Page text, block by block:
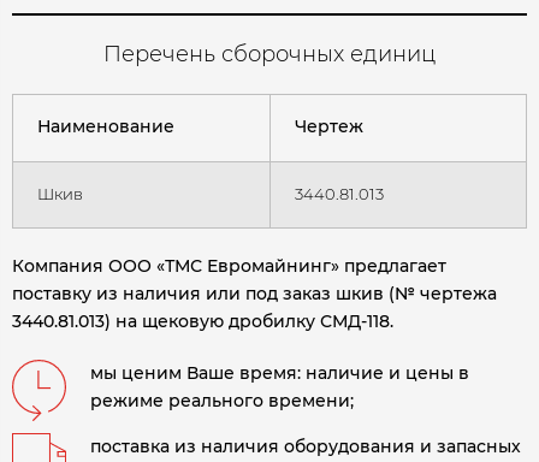
Перечень сборочных единиц
Наименование Чертеж
Шкив 3440.81.013
Компания ООО «ТМС Евромайнинг» предлагает
поставку из наличия или под заказ шкив (№ чертежа
3440.81.013) на щековую дробилку СМД-118.
мы ценим Ваше время: наличие и цены в
режиме реального времени;
поставка из наличия оборудования и запасных